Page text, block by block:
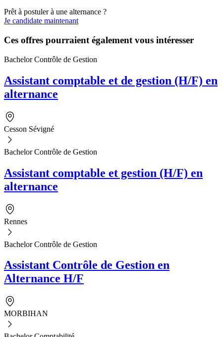
Prêt à postuler à une alternance ?
Je candidate maintenant
Ces offres pourraient également vous intéresser
Bachelor Contrôle de Gestion
Assistant comptable et de gestion (H/F) en
alternance
Cesson Sévigné
Bachelor Contrôle de Gestion
Assistant comptable et gestion (H/F) en
alternance
Rennes
Bachelor Contrôle de Gestion
Assistant Contrôle de Gestion en
Alternance H/F
MORBIHAN